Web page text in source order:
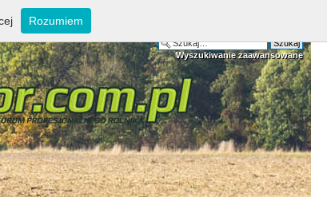
Wyszukiwanie zaawansowane
Rozumiem